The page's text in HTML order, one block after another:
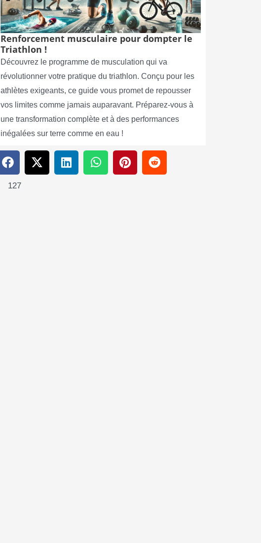
Renforcement musculaire pour dompter le
Triathlon !
Découvrez le programme de musculation qui va
révolutionner votre pratique du triathlon. Conçu pour les
athlètes exigeants, ce guide vous promet de repousser
vos limites comme jamais auparavant. Préparez-vous à
une transformation complète et à des performances
inégalées sur terre comme en eau !
127